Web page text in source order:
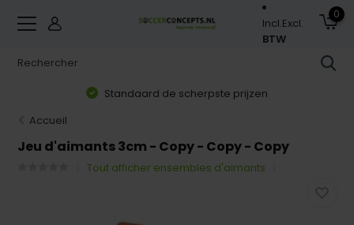
Incl.Excl.
BTW
0
Standaard de scherpste prijzen
Accueil
Jeu d'aimants 3cm - Copy - Copy - Copy
Tout afficher ensembles d'aimants